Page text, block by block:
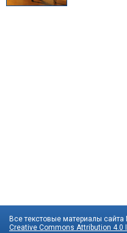
Все текстовые материалы
Creative Commons Attribution 4.0